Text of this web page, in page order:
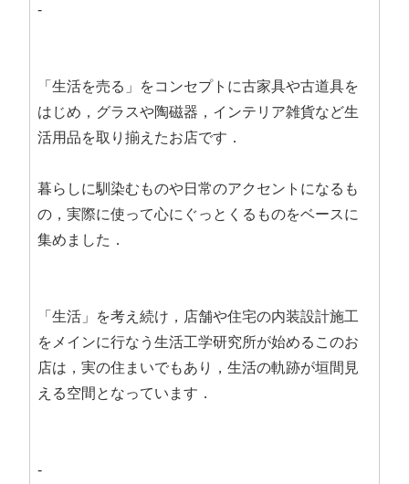
-
「生活を売る」をコンセプトに古家具や古道具を
はじめ，グラスや陶磁器，インテリア雑貨など生
活用品を取り揃えたお店です．
暮らしに馴染むものや日常のアクセントになるも
の，実際に使って心にぐっとくるものをベースに
集めました．
「生活」を考え続け，店舗や住宅の内装設計施工
をメインに行なう生活工学研究所が始めるこのお
店は，実の住まいでもあり，生活の軌跡が垣間見
える空間となっています．
-